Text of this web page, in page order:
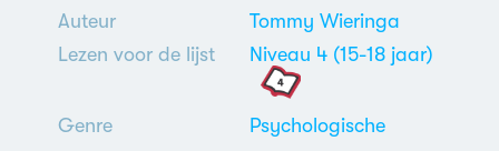
Auteur
Tommy Wieringa
Lezen voor de lijst
Niveau 4 (15-18 jaar)
Genre
Psychologische